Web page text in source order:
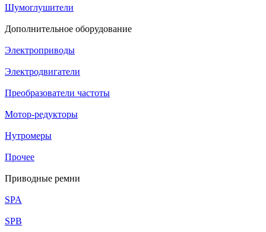
Шумоглушители
Дополнительное оборудование
Электроприводы
Электродвигатели
Преобразователи частоты
Мотор-редукторы
Нутромеры
Прочее
Приводные ремни
SPA
SPB